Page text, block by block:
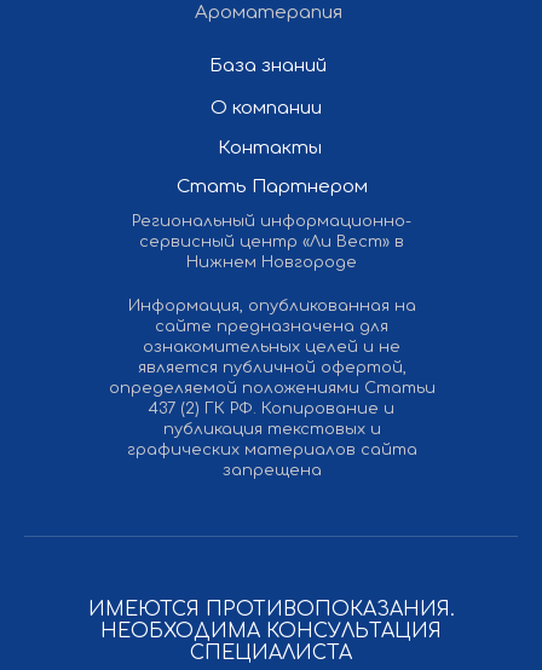
База знаний
О компании
Контакты
Стать Партнером
Региональный информационно-
сервисный центр «Ли Вест» в
Нижнем Новгороде
Информация, опубликованная на
сайте предназначена для
ознакомительных целей и не
является публичной офертой,
определяемой положениями Статьи
437 (2) ГК РФ. Копирование и
публикация текстовых и
графических материалов сайта
запрещена
Ароматерапия
ИМЕЮТСЯ ПРОТИВОПОКАЗАНИЯ.
НЕОБХОДИМА КОНСУЛЬТАЦИЯ
СПЕЦИАЛИСТА